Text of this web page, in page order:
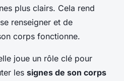
plus clairs. Cela rend
renseigner et de
corps fonctionne.
joue un rôle clé pour
les signes de son corps